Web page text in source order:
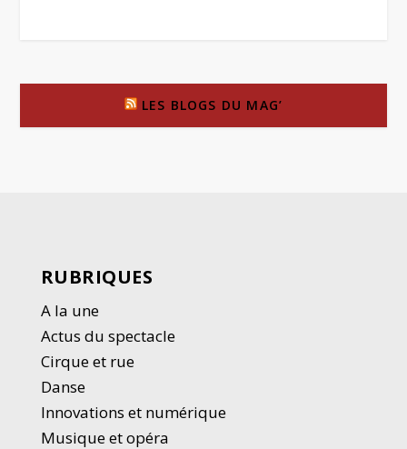
LES BLOGS DU MAG’
RUBRIQUES
A la une
Actus du spectacle
Cirque et rue
Danse
Innovations et numérique
Musique et opéra